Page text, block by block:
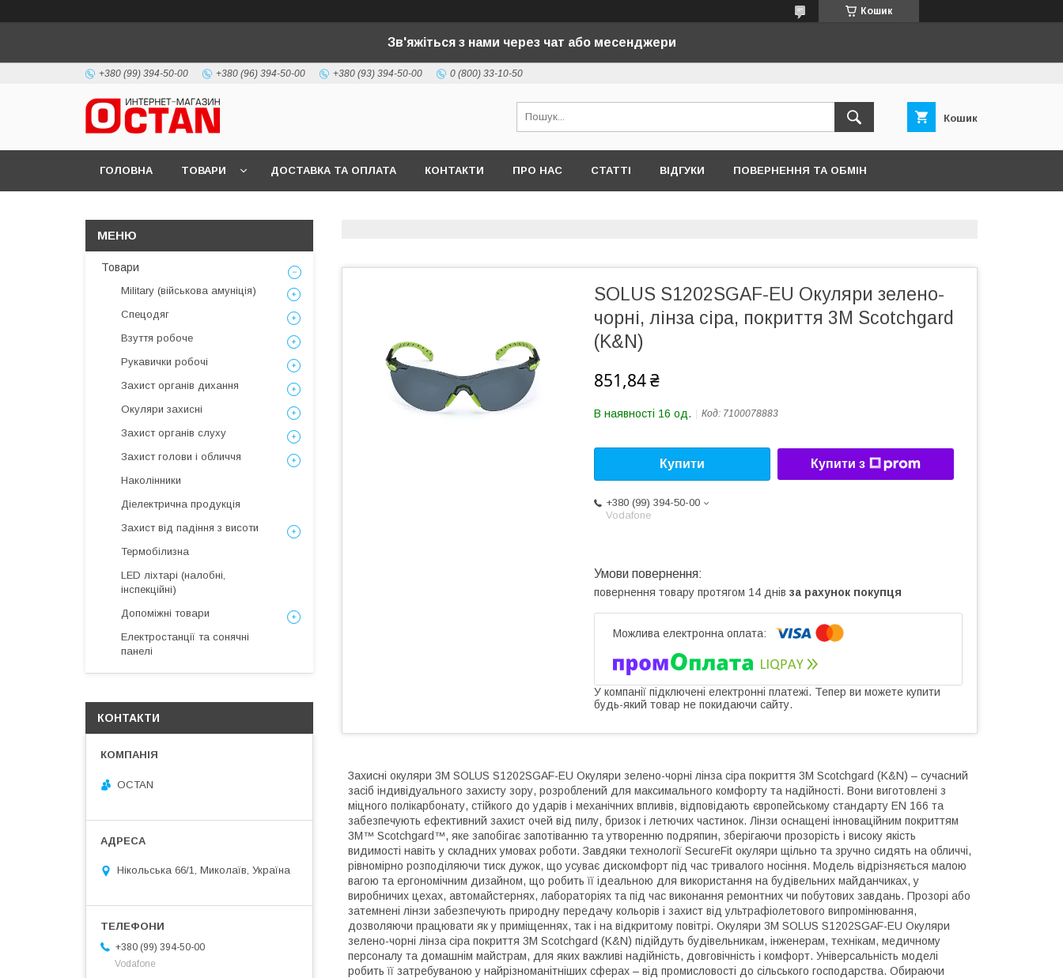
Кошик
Зв'яжіться з нами через чат або месенджери
+380 (99) 394-50-00 +380 (96) 394-50-00 +380 (93) 394-50-00 0 (800) 33-10-50
Кошик
ГОЛОВНА ТОВАРИ ДОСТАВКА ТА ОПЛАТА КОНТАКТИ ПРО НАС СТАТТІ ВІДГУКИ ПОВЕРНЕННЯ ТА ОБМІН
SOLUS S1202SGAF-EU Окуляри зелено-
чорні, лінза сіра, покриття 3М Scotchgard
(K&N)
851,84 ₴
В наявності 16 од. Код: 7100078883
Купити Купити з
+380 (99) 394-50-00
Vodafone
повернення товару протягом 14 днів за рахунок покупця
У компанії підключені електронні платежі. Тепер ви можете купити
будь-який товар не покидаючи сайту.
Захисні окуляри 3M SOLUS S1202SGAF-EU Окуляри зелено-чорні лінза сіра покриття 3М Scotchgard (K&N) – сучасний
засіб індивідуального захисту зору, розроблений для максимального комфорту та надійності. Вони виготовлені з
міцного полікарбонату, стійкого до ударів і механічних впливів, відповідають європейському стандарту EN 166 та
забезпечують ефективний захист очей від пилу, бризок і летючих частинок. Лінзи оснащені інноваційним покриттям
3M™ Scotchgard™, яке запобігає запотіванню та утворенню подряпин, зберігаючи прозорість і високу якість
видимості навіть у складних умовах роботи. Завдяки технології SecureFit окуляри щільно та зручно сидять на обличчі,
рівномірно розподіляючи тиск дужок, що усуває дискомфорт під час тривалого носіння. Модель відрізняється малою
вагою та ергономічним дизайном, що робить її ідеальною для використання на будівельних майданчиках, у
виробничих цехах, автомайстернях, лабораторіях та під час виконання ремонтних чи побутових завдань. Прозорі або
затемнені лінзи забезпечують природну передачу кольорів і захист від ультрафіолетового випромінювання,
дозволяючи працювати як у приміщеннях, так і на відкритому повітрі. Окуляри 3M SOLUS S1202SGAF-EU Окуляри
зелено-чорні лінза сіра покриття 3М Scotchgard (K&N) підійдуть будівельникам, інженерам, технікам, медичному
персоналу та домашнім майстрам, для яких важливі надійність, довговічність і комфорт. Універсальність моделі
робить її затребуваною у найрізноманітніших сферах – від промисловості до сільського господарства. Обираючи
Товари
Military (військова амуніція)
Спецодяг
Взуття робоче
Рукавички робочі
Захист органів дихання
Окуляри захисні
Захист органів слуху
Захист голови і обличчя
Наколінники
Діелектрична продукція
Захист від падіння з висоти
Термобілизна
LED ліхтарі (налобні,
інспекційні)
Допоміжні товари
Електростанції та сонячні
панелі
КОНТАКТИ
OCTAN
Нікольська 66/1, Миколаїв, Україна
+380 (99) 394-50-00
Vodafone